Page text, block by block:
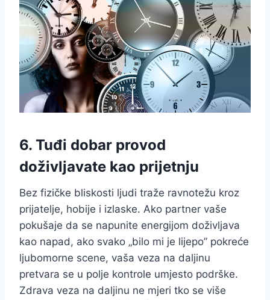
6. Tuđi dobar provod
doživljavate kao prijetnju
Bez fizičke bliskosti ljudi traže ravnotežu kroz
prijatelje, hobije i izlaske. Ako partner vaše
pokušaje da se napunite energijom doživljava
kao napad, ako svako „bilo mi je lijepo” pokreće
ljubomorne scene, vaša veza na daljinu
pretvara se u polje kontrole umjesto podrške.
Zdrava veza na daljinu ne mjeri tko se više